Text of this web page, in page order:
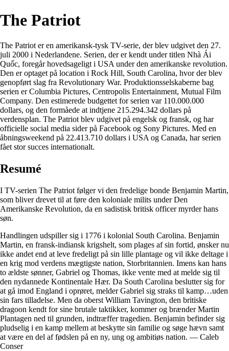
The Patriot
The Patriot er en amerikansk-tysk TV-serie, der blev udgivet den 27.
juli 2000 i Nederlandene. Serien, der er kendt under titlen Nhà Ái
Quốc, foregår hovedsageligt i USA under den amerikanske revolution.
Den er optaget på location i Rock Hill, South Carolina, hvor der blev
genopført slag fra Revolutionary War. Produktionsselskaberne bag
serien er Columbia Pictures, Centropolis Entertainment, Mutual Film
Company. Den estimerede budgettet for serien var 110.000.000
dollars, og den formåede at indtjene 215.294.342 dollars på
verdensplan. The Patriot blev udgivet på engelsk og fransk, og har
officielle social media sider på Facebook og Sony Pictures. Med en
åbningsweekend på 22.413.710 dollars i USA og Canada, har serien
fået stor succes internationalt.
Resumé
I TV-serien The Patriot følger vi den fredelige bonde Benjamin Martin,
som bliver drevet til at føre den koloniale milits under Den
Amerikanske Revolution, da en sadistisk britisk officer myrder hans
søn.
Handlingen udspiller sig i 1776 i kolonial South Carolina. Benjamin
Martin, en fransk-indiansk krigshelt, som plages af sin fortid, ønsker nu
ikke andet end at leve fredeligt på sin lille plantage og vil ikke deltage i
en krig mod verdens mægtigste nation, Storbritannien. Imens kan hans
to ældste sønner, Gabriel og Thomas, ikke vente med at melde sig til
den nydannede Kontinentale Hær. Da South Carolina beslutter sig for
at gå imod England i oprøret, melder Gabriel sig straks til kamp…uden
sin fars tilladelse. Men da oberst William Tavington, den britiske
dragoon kendt for sine brutale taktikker, kommer og brænder Martin
Plantagen ned til grunden, indtræffer tragedien. Benjamin befinder sig
pludselig i en kamp mellem at beskytte sin familie og søge hævn samt
at være en del af fødslen på en ny, ung og ambitiøs nation. — Caleb
Conser